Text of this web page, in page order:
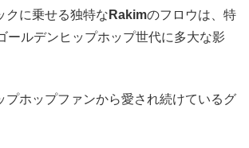
クに乗せる独特な Rakimのフロウは、特
ールデンヒップホップ世代に多大な影
プホップファンから愛され続けているグ